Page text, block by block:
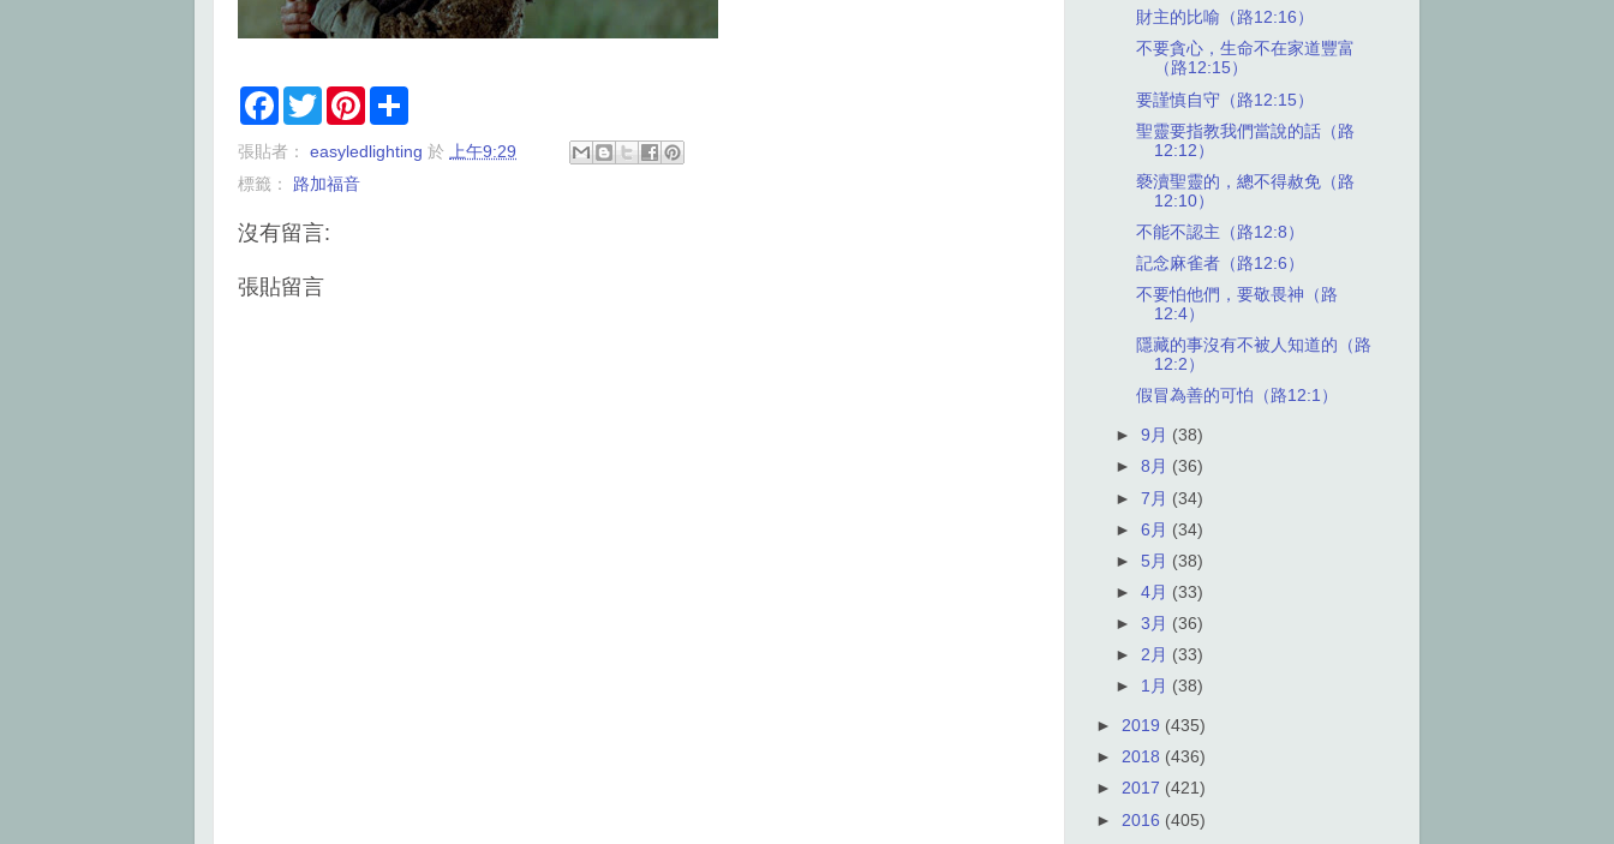
F
e
o
k
T
w
t
e
P
t
r
張貼者： easyledlighting 於
上午9:29
標籤： 路加福音
沒有留言:
張貼留言
財主的比喻（路12:16）
不要貪心，生命不在家道豐富
（路12:15）
要謹慎自守（路12:15）
聖靈要指教我們當說的話（路
12:12）
褻瀆聖靈的，總不得赦免（路
12:10）
不能不認主（路12:8）
記念麻雀者（路12:6）
不要怕他們，要敬畏神（路
12:4）
隱藏的事沒有不被人知道的（路
12:2）
假冒為善的可怕（路12:1）
►9月 (38)
►8月 (36)
►7月 (34)
►6月 (34)
► 5月 (38)
►4月 (33)
►3月 (36)
►2月 (33)
► 1月 (38)
► 2019 (435)
► 2018 (436)
► 2017 (421)
► 2016 (405)